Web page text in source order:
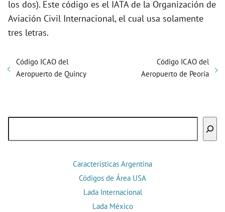
los dos). Este código es el IATA de la Organización de
Aviación Civil Internacional, el cual usa solamente
tres letras.
Código ICAO del
Aeropuerto de Quincy
Código ICAO del
Aeropuerto de Peoría
Características Argentina
Códigos de Área USA
Lada Internacional
Lada México